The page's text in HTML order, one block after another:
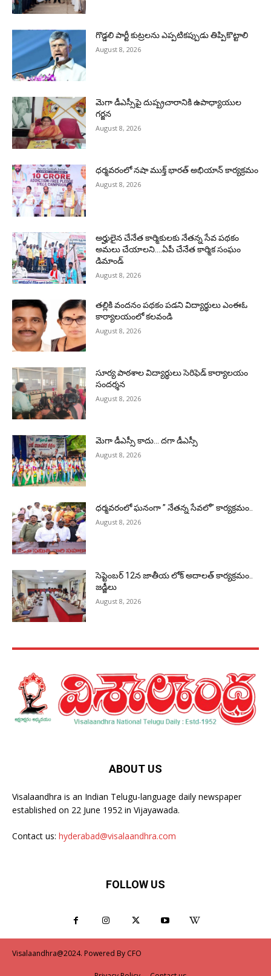
గొడ్డలి పార్టీ కుట్రలను ఎప్పటికప్పుడు తిప్పికొట్టాలి
August 8, 2026
మెగా డీఎస్సీపై దుష్ప్రచారానికి ఉపాధ్యాయుల
గర్జన
August 8, 2026
ధర్మవరంలో నషా ముక్త్ భారత్ అభియాన్ కార్యక్రమం
August 8, 2026
అర్హులైన చేనేత కార్మికులకు నేతన్న సేవ పథకం
అమలు చేయాలని….ఏపీ చేనేత కార్మిక సంఘం
డిమాండ్
August 8, 2026
తల్లికి వందనం పథకం పడని విద్యార్థులు ఎంఈఓ
కార్యాలయంలో కలవండి
August 8, 2026
సూర్య పాఠశాల విద్యార్థులు సెరిఫెడ్ కార్యాలయం
సందర్శన
August 8, 2026
మెగా డీఎస్సీ కాదు… దగా డీఎస్సీ
August 8, 2026
ధర్మవరంలో ఘనంగా ” నేతన్న సేవలో” కార్యక్రమం..
August 8, 2026
సెప్టెంబర్ 12న జాతీయ లోక్ అదాలత్ కార్యక్రమం..
జడ్జీలు
August 8, 2026
ABOUT US
Visalaandhra is an Indian Telugu-language daily newspaper
established on 22 June 1952 in Vijayawada.
Contact us: hyderabad@visalaandhra.com
FOLLOW US
Visalaandhra@2024. Powered By CFO